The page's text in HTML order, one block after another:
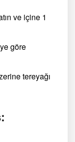
ve içine 1
göre
tereyağı